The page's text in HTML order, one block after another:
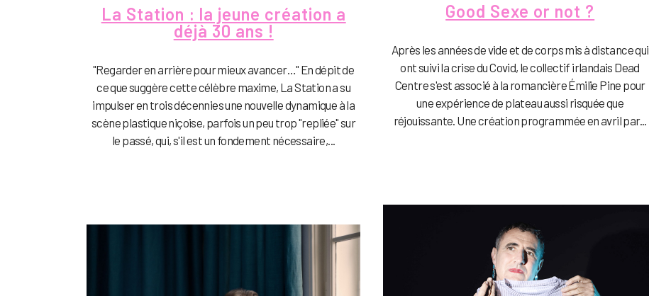
La Station : la jeune création a
déjà 30 ans !
"Regarder en arrière pour mieux avancer…" En dépit de
ce que suggère cette célèbre maxime, La Station a su
impulser en trois décennies une nouvelle dynamique à la
scène plastique niçoise, parfois un peu trop "repliée" sur
le passé, qui, s'il est un fondement nécessaire,...
Good Sexe or not ?
Après les années de vide et de corps mis à distance qui
ont suivi la crise du Covid, le collectif irlandais Dead
Centre s'est associé à la romancière Émilie Pine pour
une expérience de plateau aussi risquée que
réjouissante. Une création programmée en avril par...